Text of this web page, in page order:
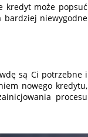
kredyt może popsuć
bardziej niewygodne
są Ci potrzebne i
nowego kredytu,
procesu